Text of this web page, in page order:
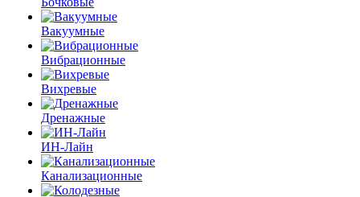
Вакуумные
Вибрационные
Вихревые
Дренажные
ИН-Лайн
Канализационные